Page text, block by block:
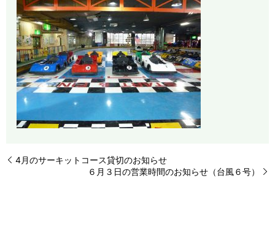
4月のサーキットコース貸切のお知らせ
６月３日の営業時間のお知らせ（台風６号）